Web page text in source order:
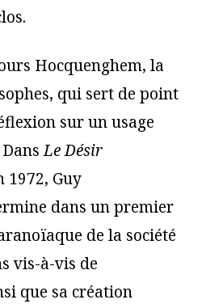
Hocquenghem, la
qui sert de point
sur un usage
DansLe Désir
1972, Guy
dans un premier
de la société
vis-à-vis de
que sa création